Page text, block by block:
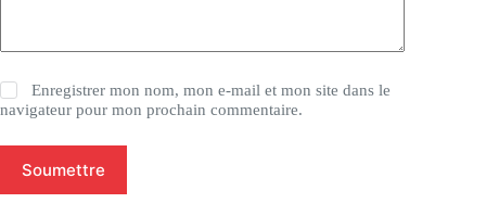
Enregistrer mon nom, mon e-mail et mon site dans le
navigateur pour mon prochain commentaire.
Soumettre